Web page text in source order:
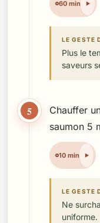
60 min
LE GESTE
Plus le
saveurs
5
Chauffer
saumon 5
10 min
LE GESTE
Ne
uniforme.